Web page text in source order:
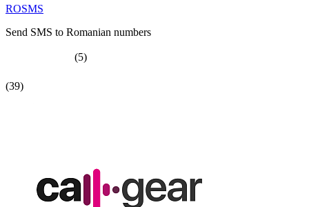
ROSMS
Send SMS to Romanian numbers
(5)
(39)